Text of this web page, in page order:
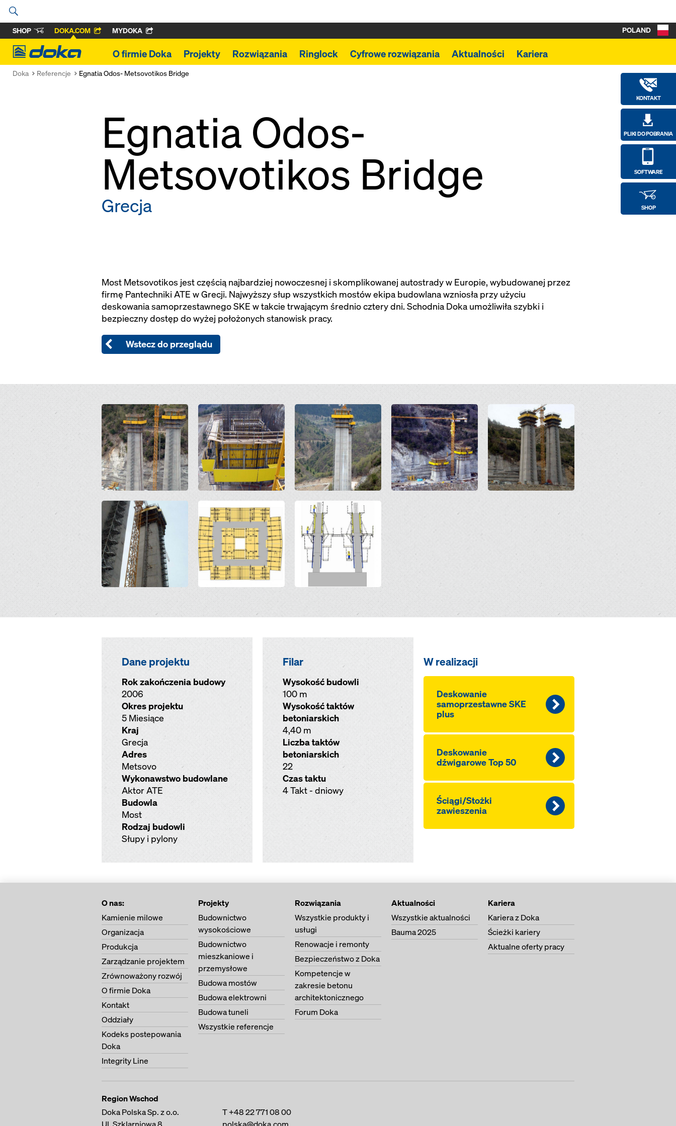
SHOP DOKA.COM MYDOKA
Doka
O firmie Doka Projekty Rozwiązania Ringlock Cyfrowe rozwiązania Aktualności Kariera
KONTAKT
PLIKI DO POBRANIA
SOFTWARE
SHOP
POLAND
Doka Referencje Egnatia Odos- Metsovotikos Bridge
Egnatia Odos-
Metsovotikos Bridge
Grecja
Most Metsovotikos jest częścią najbardziej nowoczesnej i skomplikowanej autostrady w Europie, wybudowanej przez
firmę Pantechniki ATE w Grecji. Najwyższy słup wszystkich mostów ekipa budowlana wzniosła przy użyciu
deskowania samoprzestawnego SKE w takcie trwającym średnio cztery dni. Schodnia Doka umożliwiła szybki i
bezpieczny dostęp do wyżej położonych stanowisk pracy.
Wstecz do przeglądu
Open Open Open Open
Open Open Open
Dane projektu
Rok zakończenia budowy
2006
Okres projektu
5 Miesiące
Kraj
Grecja
Adres
Metsovo
Wykonawstwo budowlane
Aktor ATE
Budowla
Most
Rodzaj budowli
Słupy i pylony
Filar
Wysokość budowli
100 m
Wysokość taktów
betoniarskich
4,40 m
Liczba taktów
betoniarskich
22
Czas taktu
4 Takt - dniowy
W realizacji
Deskowanie
samoprzestawne SKE
plus
Deskowanie
dźwigarowe Top 50
Ściągi/Stożki
zawieszenia
O nas:
Kamienie milowe
Organizacja
Produkcja
Zarządzanie projektem
Zrównoważony rozwój
O firmie Doka
Kontakt
Oddziały
Kodeks postepowania
Doka
Integrity Line
Projekty
Budownictwo
wysokościowe
Budownictwo
mieszkaniowe i
przemysłowe
Budowa mostów
Budowa elektrowni
Budowa tuneli
Wszystkie referencje
Rozwiązania
Wszystkie produkty i
usługi
Renowacje i remonty
Bezpieczeństwo z Doka
Kompetencje w
zakresie betonu
architektonicznego
Forum Doka
Aktualności
Wszystkie aktualności
Bauma 2025
Kariera
Kariera z Doka
Ścieżki kariery
Aktualne oferty pracy
Region Wschod
Doka Polska Sp. z o.o.
T+48 22 771 08 00